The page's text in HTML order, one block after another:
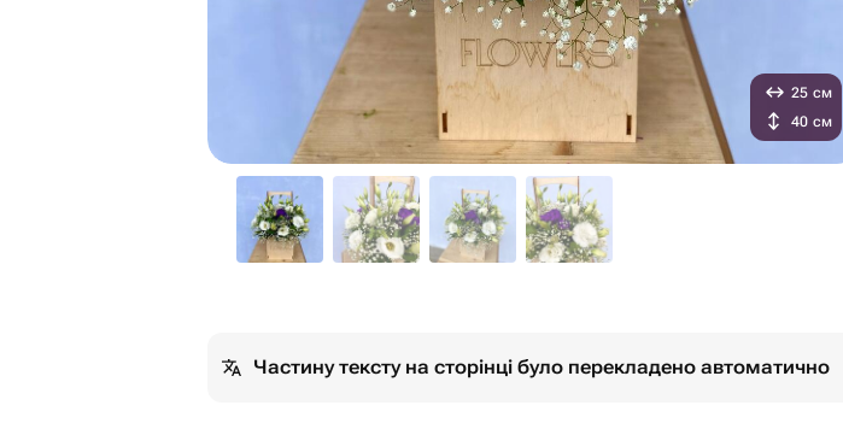
25 см
40 см
Частину тексту на сторінці було перекладено автоматично